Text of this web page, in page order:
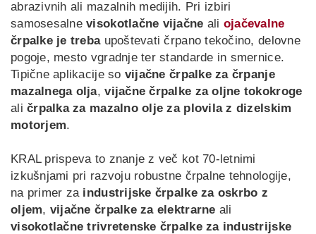
abrazivnih ali mazalnih medijih. Pri izbiri
samosesalnevisokotlačne vijačne ali ojačevalne
črpalke je treba upoštevati črpano tekočino, delovne
pogoje, mesto vgradnje ter standarde in smernice.
Tipične aplikacije so vijačne črpalke za črpanje
mazalnega olja,vijačne črpalke za oljne tokokroge
aličrpalka za mazalno olje za plovila z dizelskim
motorjem.
KRAL prispeva to znanje z več kot 70-letnimi
izkušnjami pri razvoju robustne črpalne tehnologije,
na primer za industrijske črpalke za oskrbo z
oljem, vijačne črpalke za elektrarne ali
visokotlačne trivretenske črpalke za industrijske